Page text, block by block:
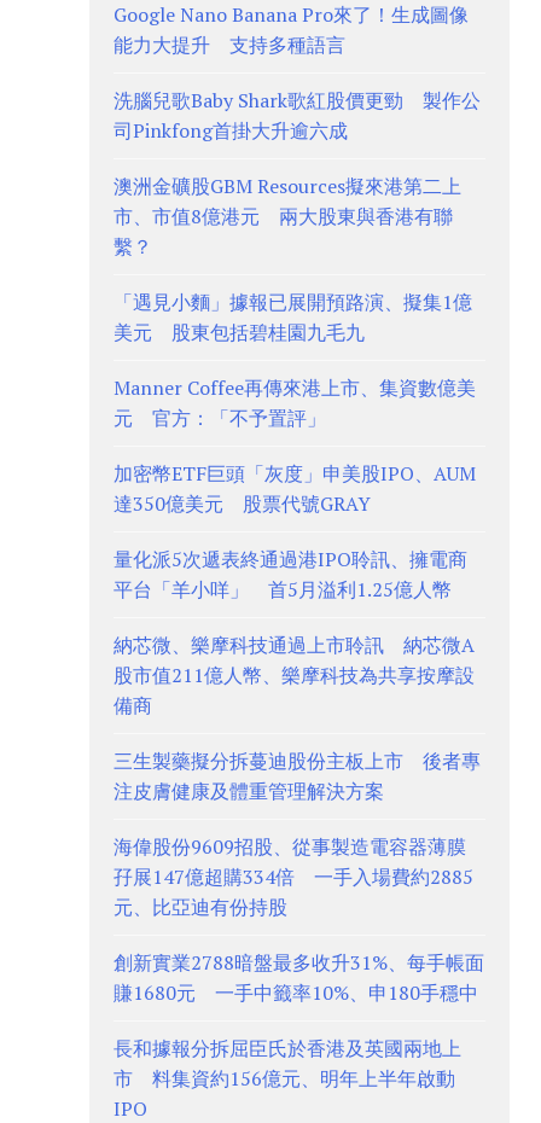
Google Nano Banana Pro來了！生成圖像
能力大提升 支持多種語言
洗腦兒歌Baby Shark歌紅股價更勁 製作公
司Pinkfong首掛大升逾六成
澳洲金礦股GBM Resources擬來港第二上
市、市值8億港元 兩大股東與香港有聯
繫？
「遇見小麵」據報已展開預路演、擬集1億
美元 股東包括碧桂園九毛九
Manner Coffee再傳來港上市、集資數億美
元 官方：「不予置評」
加密幣ETF巨頭「灰度」申美股IPO、AUM
達350億美元 股票代號GRAY
量化派5次遞表終通過港IPO聆訊、擁電商
平台「羊小咩」 首5月溢利1.25億人幣
納芯微、樂摩科技通過上市聆訊 納芯微A
股市值211億人幣、樂摩科技為共享按摩設
備商
三生製藥擬分拆蔓迪股份主板上市 後者專
注皮膚健康及體重管理解決方案
海偉股份9609招股、從事製造電容器薄膜
孖展147億超購334倍 一手入場費約2885
元、比亞迪有份持股
創新實業2788暗盤最多收升31%、每手帳面
賺1680元 一手中籤率10%、申180手穩中
長和據報分拆屈臣氏於香港及英國兩地上
市 料集資約156億元、明年上半年啟動
IPO